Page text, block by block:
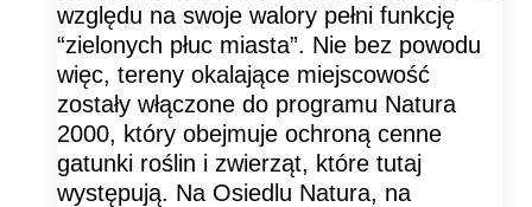
względu na swoje walory pełni funkcję
“zielonych płuc miasta”. Nie bez powodu
więc, tereny okalające miejscowość
zostały włączone do programu Natura
2000, który obejmuje ochroną cenne
gatunki roślin i zwierząt, które tutaj
występują. Na Osiedlu Natura, na